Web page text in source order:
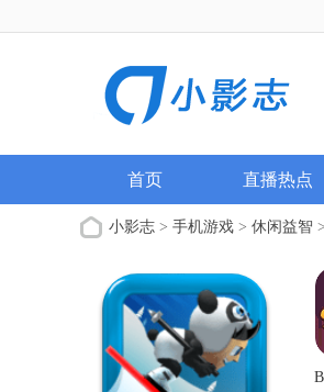
首页 直播热点
小影志 > 手机游戏 > 休闲益智